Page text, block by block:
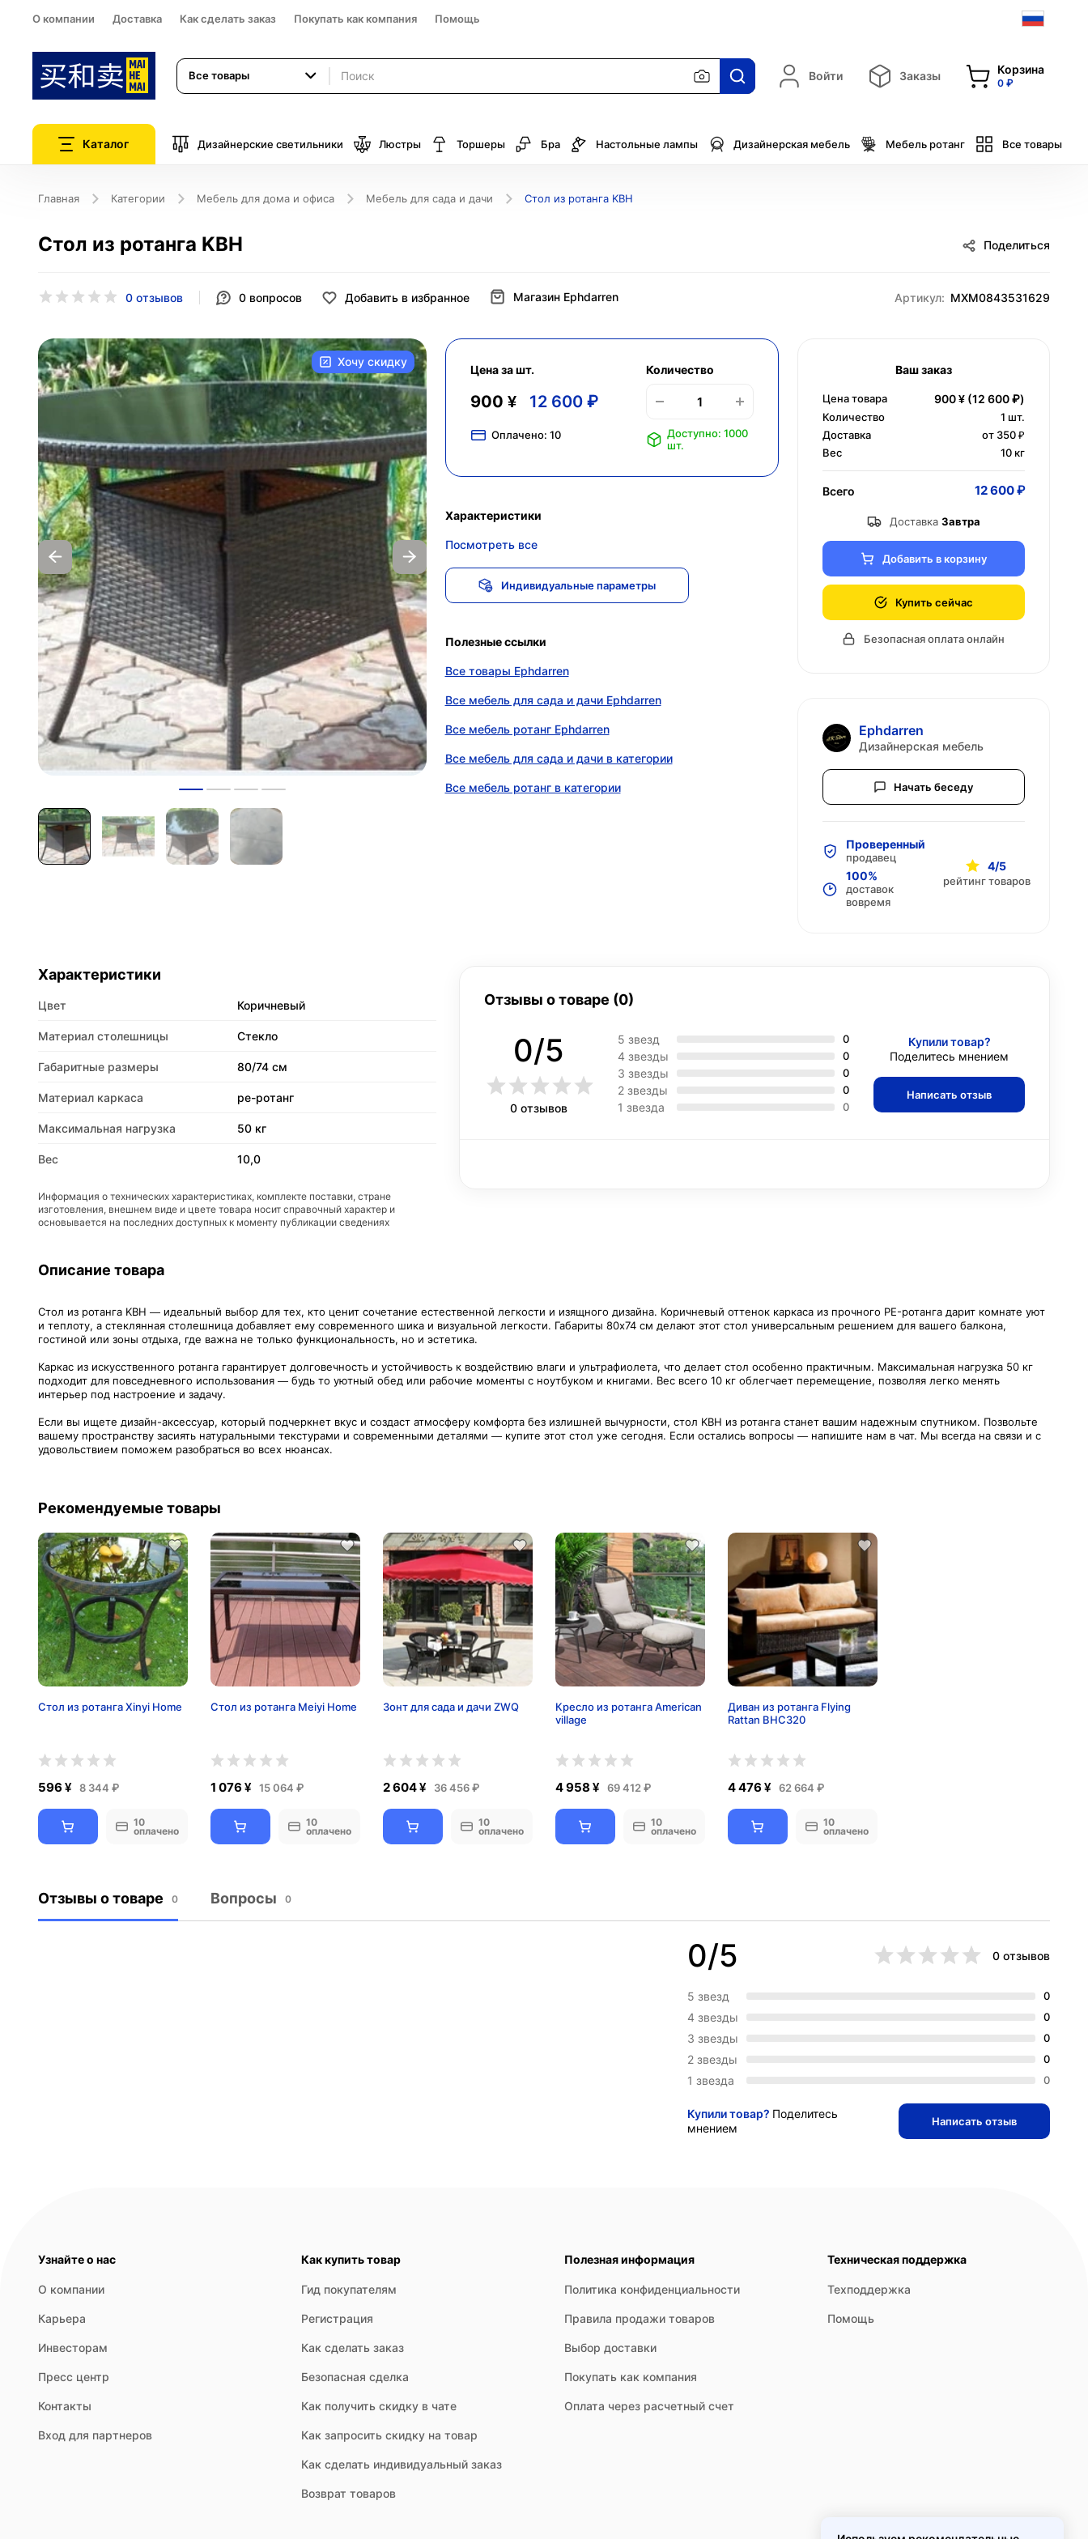
О компании Доставка Как сделать заказ Покупать как компания Помощь
Все товары Войти Заказы Корзина
0 ₽
Каталог Дизайнерские светильники Люстры Торшеры Бра Настольные лампы Дизайнерская мебель Мебель ротанг Все товары
Главная Категории Мебель для дома и офиса Мебель для сада и дачи Стол из ротанга KBH
Стол из ротанга KBH
0 отзывов 0 вопросов Добавить в избранное
Поделиться
Магазин Ephdarren Артикул: MXM0843531629
Хочу скидку
Цена за шт.
900 ¥ 12 600 ₽
Оплачено: 10
Количество
Доступно: 1000
шт.
Характеристики
Посмотреть все
Индивидуальные параметры
Полезные ссылки
Все товары Ephdarren
Все мебель для сада и дачи Ephdarren
Все мебель ротанг Ephdarren
Все мебель для сада и дачи в категории
Все мебель ротанг в категории
Ваш заказ
Цена товара 900 ¥ (12 600 ₽)
Количество 1 шт.
Доставка
от 350 ₽
Вес
10 кг
Всего 12 600 ₽
Доставка Завтра
Добавить в корзину
Купить сейчас
Безопасная оплата онлайн
Ephdarren
Дизайнерская мебель
Начать беседу
Проверенный
продавец
100%
доставок
вовремя
4/5
рейтинг товаров
Характеристики
Цвет Коричневый
Материал столешницы Стекло
Габаритные размеры 80/74 см
Материал каркаса pe-ротанг
Максимальная нагрузка 50 кг
Вес 10,0
Информация о технических характеристиках, комплекте поставки, стране
изготовления, внешнем виде и цвете товара носит справочный характер и
основывается на последних доступных к моменту публикации сведениях
Отзывы о товаре (0)
0/5
0 отзывов
5 звезд 0
4 звезды 0
3 звезды 0
2 звезды 0
1 звезда 0
Купили товар?
Поделитесь мнением
Написать отзыв
Описание товара
Стол из ротанга KBH — идеальный выбор для тех, кто ценит сочетание естественной легкости и изящного дизайна. Коричневый оттенок каркаса из прочного PE-ротанга дарит комнате уют
и теплоту, а стеклянная столешница добавляет ему современного шика и визуальной легкости. Габариты 80х74 см делают этот стол универсальным решением для вашего балкона,
гостиной или зоны отдыха, где важна не только функциональность, но и эстетика.
Каркас из искусственного ротанга гарантирует долговечность и устойчивость к воздействию влаги и ультрафиолета, что делает стол особенно практичным. Максимальная нагрузка 50 кг
подходит для повседневного использования — будь то уютный обед или рабочие моменты с ноутбуком и книгами. Вес всего 10 кг облегчает перемещение, позволяя легко менять
интерьер под настроение и задачу.
Если вы ищете дизайн-аксессуар, который подчеркнет вкус и создаст атмосферу комфорта без излишней вычурности, стол KBH из ротанга станет вашим надежным спутником. Позвольте
вашему пространству засиять натуральными текстурами и современными деталями — купите этот стол уже сегодня. Если остались вопросы — напишите нам в чат. Мы всегда на связи и с
удовольствием поможем разобраться во всех нюансах.
Рекомендуемые товары
Стол из ротанга Xinyi Home
596 ¥ 8 344 ₽
10
оплачено
Стол из ротанга Meiyi Home
1 076 ¥ 15 064 ₽
10
оплачено
Зонт для сада и дачи ZWQ
2 604 ¥ 36 456 ₽
10
оплачено
Кресло из ротанга American
village
4 958 ¥ 69 412 ₽
10
оплачено
Диван из ротанга Flying
Rattan BHC320
4 476 ¥ 62 664 ₽
10
оплачено
Отзывы о товаре 0 Вопросы 0
0/5 0 отзывов
5 звезд 0
4 звезды 0
3 звезды 0
2 звезды 0
1 звезда 0
Купили товар? Поделитесь
мнением
Написать отзыв
Узнайте о нас
О компании
Карьера
Инвесторам
Пресс центр
Контакты
Вход для партнеров
Как купить товар
Гид покупателям
Регистрация
Как сделать заказ
Безопасная сделка
Как получить скидку в чате
Как запросить скидку на товар
Как сделать индивидуальный заказ
Возврат товаров
Полезная информация
Политика конфиденциальности
Правила продажи товаров
Выбор доставки
Покупать как компания
Оплата через расчетный счет
Техническая поддержка
Техподдержка
Помощь